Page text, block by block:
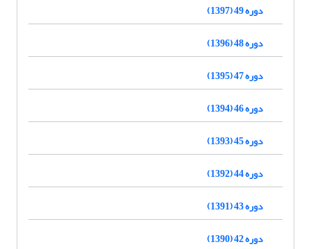
دوره 49 (1397)
دوره 48 (1396)
دوره 47 (1395)
دوره 46 (1394)
دوره 45 (1393)
دوره 44 (1392)
دوره 43 (1391)
دوره 42 (1390)